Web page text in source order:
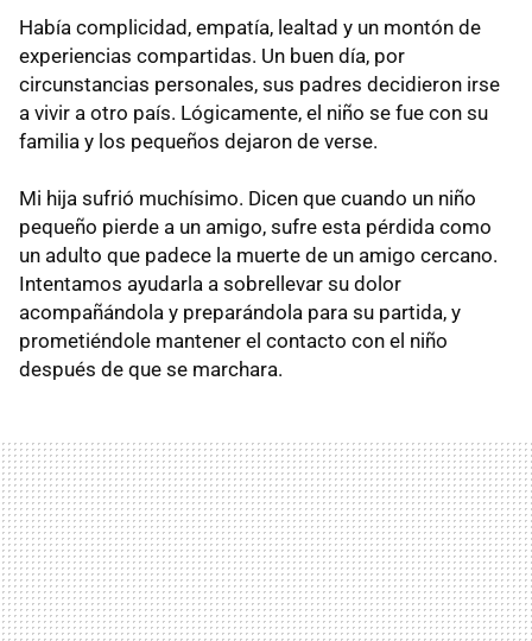
Había complicidad, empatía, lealtad y un montón de
experiencias compartidas. Un buen día, por
circunstancias personales, sus padres decidieron irse
a vivir a otro país. Lógicamente, el niño se fue con su
familia y los pequeños dejaron de verse.
Mi hija sufrió muchísimo. Dicen que cuando un niño
pequeño pierde a un amigo, sufre esta pérdida como
un adulto que padece la muerte de un amigo cercano.
Intentamos ayudarla a sobrellevar su dolor
acompañándola y preparándola para su partida, y
prometiéndole mantener el contacto con el niño
después de que se marchara.